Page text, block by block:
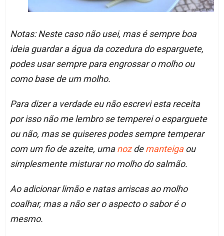
Notas: Neste caso não usei, mas é sempre boa
ideia guardar a água da cozedura do esparguete,
podes usar sempre para engrossar o molho ou
como base de um molho.
Para dizer a verdade eu não escrevi esta receita
por isso não me lembro se temperei o esparguete
ou não, mas se quiseres podes sempre temperar
com um fio de azeite, umanozdemanteigaou
simplesmente misturar no molho do salmão.
Ao adicionar limão e natas arriscas ao molho
coalhar, mas a não ser o aspecto o sabor é o
mesmo.